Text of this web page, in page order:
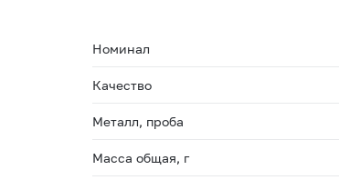
Номинал
Качество
Металл, проба
Масса общая, г